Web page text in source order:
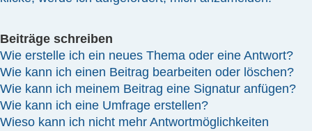
Beiträge schreiben
Wie erstelle ich ein neues Thema oder eine Antwort?
Wie kann ich einen Beitrag bearbeiten oder löschen?
Wie kann ich meinem Beitrag eine Signatur anfügen?
Wie kann ich eine Umfrage erstellen?
Wieso kann ich nicht mehr Antwortmöglichkeiten